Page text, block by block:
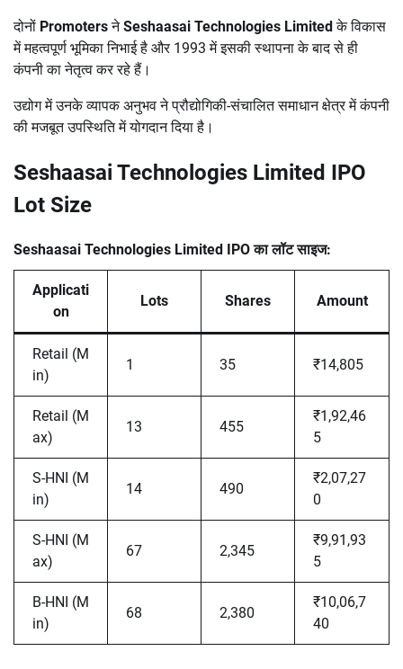
दोनों PromotersनेSeshaasai Technologies Limitedके विकास
में महत्वपूर्ण भूमिका निभाई है और 1993 में इसकी स्थापना के बाद से ही
कंपनी का नेतृत्व कर रहे हैं।
उद्योग में उनके व्यापक अनुभव ने प्रौद्योगिकी-संचालित समाधान क्षेत्र में कंपनी
की मजबूत उपस्थिति में योगदान दिया है।
Seshaasai Technologies Limited IPO
Lot Size
Seshaasai Technologies Limited IPO का लॉट साइज:
Applicati
on
Lots Shares Amount
Retail (M
in)
1 35 ₹14,805
Retail (M
ax)
13 455
₹1,92,46
5
S-HNI (M
in)
14 490
₹2,07,27
0
S-HNI (M
ax)
67 2,345
₹9,91,93
5
B-HNI (M
in)
68 2,380
₹10,06,7
40